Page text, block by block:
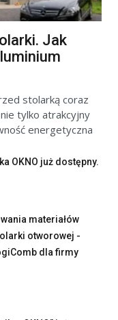
Jak
stolarką coraz
tylko atrakcyjny
energetyczna
OKNO już dostępny.
materiałów
otworowej -
dla firmy